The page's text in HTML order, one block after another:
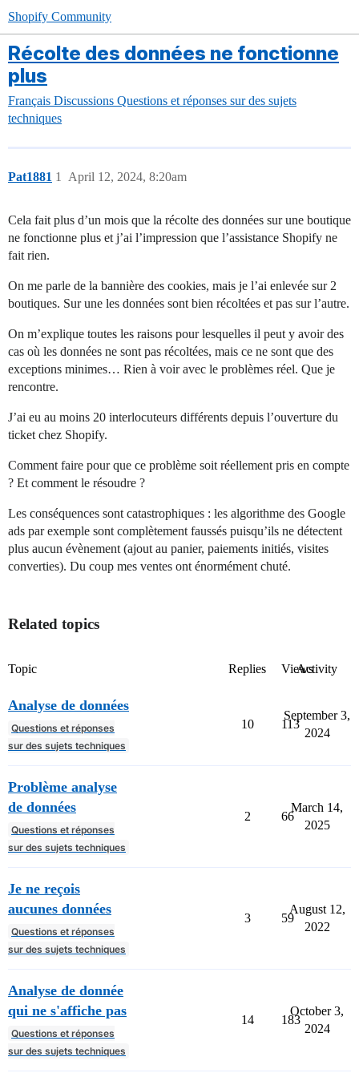
Shopify Community
Récolte des données ne fonctionne
plus
Français Discussions Questions et réponses sur des sujets
techniques
Pat1881 April 12, 2024, 8:20am
1
Cela fait plus d’un mois que la récolte des données sur une boutique
ne fonctionne plus et j’ai l’impression que l’assistance Shopify ne
fait rien.
On me parle de la bannière des cookies, mais je l’ai enlevée sur 2
boutiques. Sur une les données sont bien récoltées et pas sur l’autre.
On m’explique toutes les raisons pour lesquelles il peut y avoir des
cas où les données ne sont pas récoltées, mais ce ne sont que des
exceptions minimes… Rien à voir avec le problèmes réel. Que je
rencontre.
J’ai eu au moins 20 interlocuteurs différents depuis l’ouverture du
ticket chez Shopify.
Comment faire pour que ce problème soit réellement pris en compte
? Et comment le résoudre ?
Les conséquences sont catastrophiques : les algorithme des Google
ads par exemple sont complètement faussés puisqu’ils ne détectent
plus aucun évènement (ajout au panier, paiements initiés, visites
converties). Du coup mes ventes ont énormément chuté.
Related topics
Topic Replies ViewsActivity
Analyse de données
Questions et réponses
sur des sujets techniques
10 113
September 3,
2024
Problème analyse
de données
Questions et réponses
sur des sujets techniques
2 66
March 14,
2025
Je ne reçois
aucunes données
Questions et réponses
sur des sujets techniques
3 59
August 12,
2022
Analyse de donnée
qui ne s'affiche pas
Questions et réponses
sur des sujets techniques
14 183
October 3,
2024